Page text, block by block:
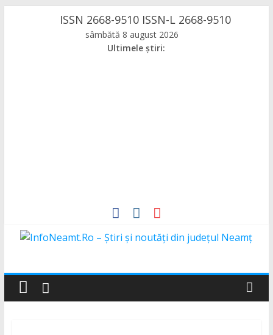
ISSN 2668-9510 ISSN-L 2668-9510
sâmbătă 8 august 2026
Ultimele știri:
InfoNeamt.Ro
–